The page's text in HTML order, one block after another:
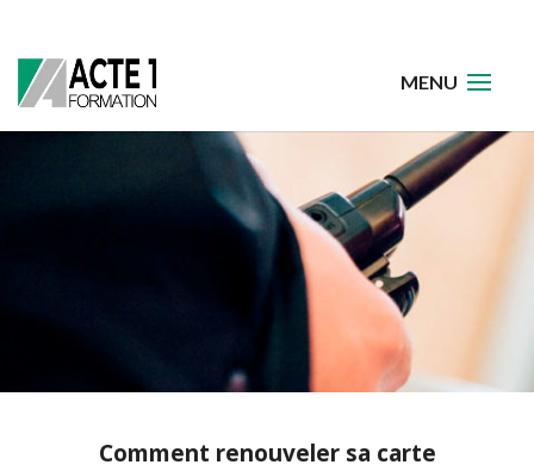
Comment renouveler sa carte